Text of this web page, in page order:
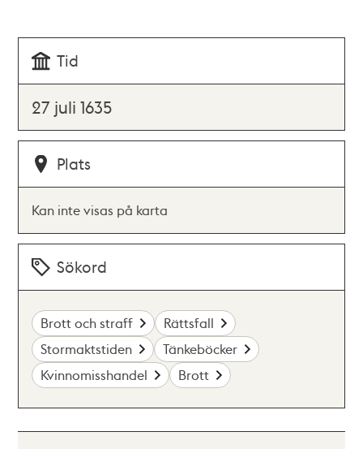
Tid
27 juli 1635
Plats
Kan inte visas på karta
Sökord
Brott och straff
Rättsfall
Stormaktstiden
Tänkeböcker
Kvinnomisshandel
Brott